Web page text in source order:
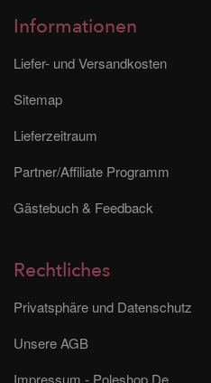
Informationen
Liefer- und Versandkosten
Sitemap
Lieferzeitraum
Partner/Affiliate Programm
Gästebuch & Feedback
Rechtliches
Privatsphäre und Datenschutz
Unsere AGB
Impressum - Poleshop.De